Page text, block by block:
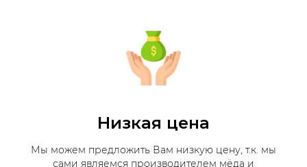
Низкая цена
Мы можем предложить Вам низкую цену, т.к. мы
сами являемся производителем мёда и